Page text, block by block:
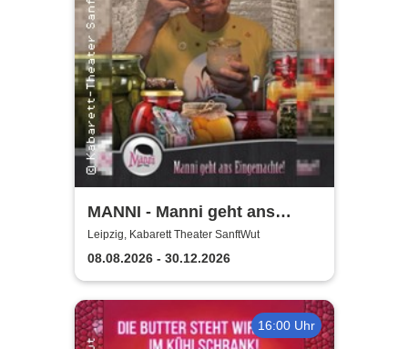
MANNI - Manni geht ans
Eingemachte
Leipzig, Kabarett Theater SanftWut
08.08.2026 - 30.12.2026
16:00 Uhr